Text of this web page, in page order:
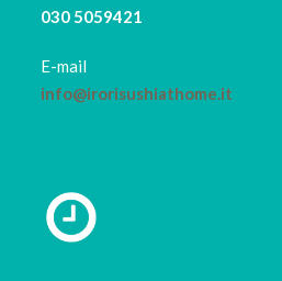
030 5059421
E-mail
info@irorisushiathome.it